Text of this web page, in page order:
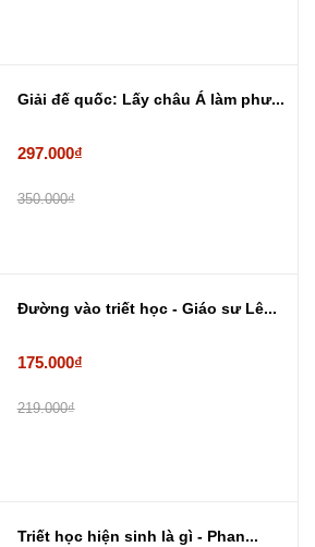
Giải đế quốc: Lấy châu Á làm phư...
297.000₫
350.000₫
Đường vào triết học - Giáo sư Lê...
175.000₫
219.000₫
Triết học hiện sinh là gì - Phan...